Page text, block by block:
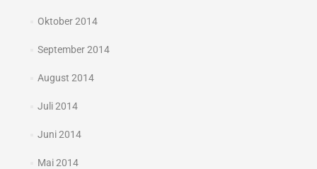
Oktober 2014
September 2014
August 2014
Juli 2014
Juni 2014
Mai 2014